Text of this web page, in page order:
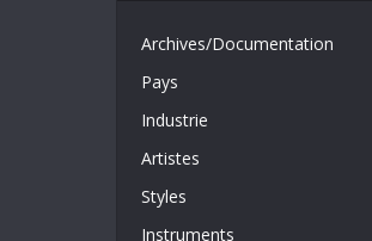
Archives/Documentation
Pays
Industrie
Artistes
Styles
Instruments